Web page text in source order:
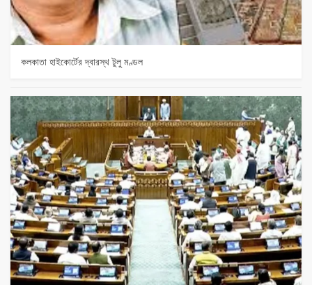
কলকাতা হাইকোর্টের দ্বারস্থ টুলু মণ্ডল